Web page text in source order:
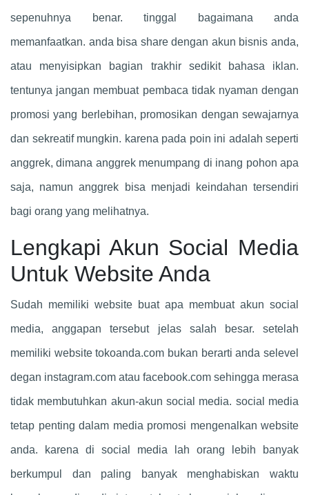
sepenuhnya benar. tinggal bagaimana anda
memanfaatkan. anda bisa share dengan akun bisnis anda,
atau menyisipkan bagian trakhir sedikit bahasa iklan.
tentunya jangan membuat pembaca tidak nyaman dengan
promosi yang berlebihan, promosikan dengan sewajarnya
dan sekreatif mungkin. karena pada poin ini adalah seperti
anggrek, dimana anggrek menumpang di inang pohon apa
saja, namun anggrek bisa menjadi keindahan tersendiri
bagi orang yang melihatnya.
Lengkapi Akun Social Media
Untuk Website Anda
Sudah memiliki website buat apa membuat akun social
media, anggapan tersebut jelas salah besar. setelah
memiliki website tokoanda.com bukan berarti anda selevel
degan instagram.com atau facebook.com sehingga merasa
tidak membutuhkan akun-akun social media. social media
tetap penting dalam media promosi mengenalkan website
anda. karena di social media lah orang lebih banyak
berkumpul dan paling banyak menghabiskan waktu